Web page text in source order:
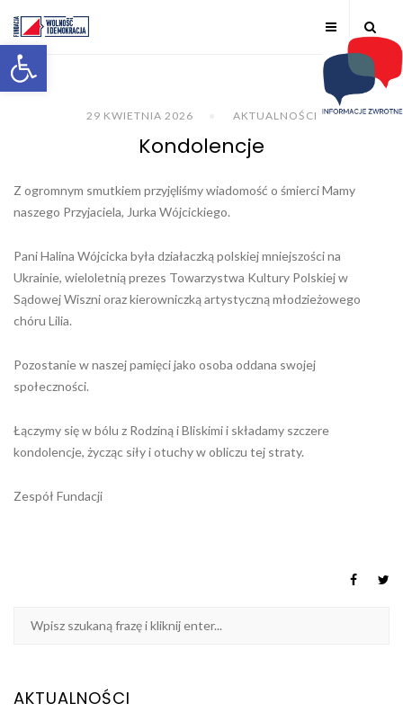
Otwórz pasek narzędzi
29 KWIETNIA 2026 AKTUALNOŚCI
Kondolencje
Z ogromnym smutkiem przyjęliśmy wiadomość o śmierci Mamy
naszego Przyjaciela, Jurka Wójcickiego.
Pani Halina Wójcicka była działaczką polskiej mniejszości na
Ukrainie, wieloletnią prezes Towarzystwa Kultury Polskiej w
Sądowej Wiszni oraz kierowniczką artystyczną młodzieżowego
chóru Lilia.
Pozostanie w naszej pamięci jako osoba oddana swojej
społeczności.
Łączymy się w bólu z Rodziną i Bliskimi i składamy szczere
kondolencje, życząc siły i otuchy w obliczu tej straty.
Zespół Fundacji
AKTUALNOŚCI